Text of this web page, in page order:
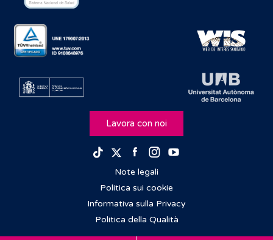
Lavora con noi
TikTokTwitterFacebook
Instagram
Note legali
Politica sui cookie
Informativa sulla Privacy
Politica della Qualità